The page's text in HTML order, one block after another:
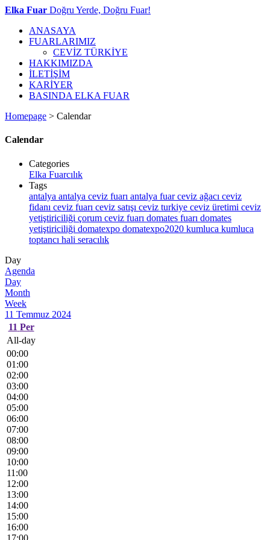
Elka Fuar Doğru Yerde, Doğru Fuar!
ANASAYA
FUARLARIMIZ
CEVİZ TÜRKİYE
HAKKIMIZDA
İLETİŞİM
KARİYER
BASINDA ELKA FUAR
Homepage > Calendar
Calendar
Categories
Elka Fuarcılık
Tags
antalya antalya ceviz fuarı antalya fuarceviz ağacı ceviz
fidanı ceviz fuarı ceviz satışı ceviz turkiye ceviz üretimi ceviz
yetiştiriciliği çorum ceviz fuarı domates fuarı domates
yetiştiriciliği domatexpo domatexpo2020 kumluca kumluca
toptancı hali seracılık
Day
Agenda
Day
Month
Week
11 Temmuz 2024
11 Per
All-day
00:00
01:00
02:00
03:00
04:00
05:00
06:00
07:00
08:00
09:00
10:00
11:00
12:00
13:00
14:00
15:00
16:00
17:00